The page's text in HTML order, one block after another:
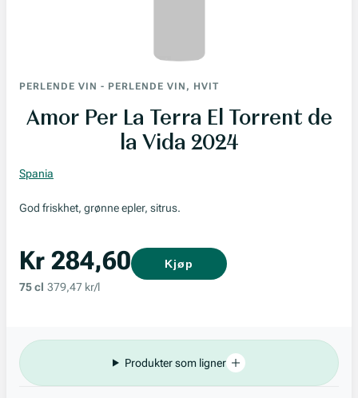
PERLENDE VIN - PERLENDE VIN, HVIT
Amor Per La Terra El Torrent de
la Vida 2024
Spania
God friskhet, grønne epler, sitrus.
Kr 284,60
75 cl 379,47 kr/l
Kjøp
Produkter som ligner